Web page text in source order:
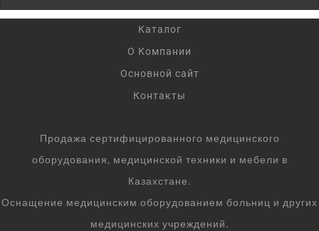
Каталог
О Компании
Основной сайт
Контакты
Продажа сертифицированного медицинского
оборудования, медицинской техники и мебели в
Казахстане.
Оснащение медицинским оборудованием больниц и других
медицинских учреждений.